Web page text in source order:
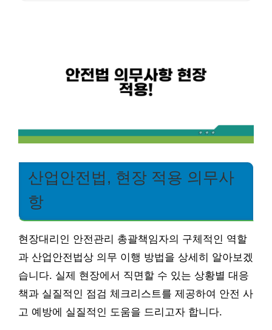
산업안전법, 현장 적용 의무사
항
현장대리인 안전관리 총괄책임자의 구체적인 역할
과 산업안전법상 의무 이행 방법을 상세히 알아보겠
습니다. 실제 현장에서 직면할 수 있는 상황별 대응
책과 실질적인 점검 체크리스트를 제공하여 안전 사
고 예방에 실질적인 도움을 드리고자 합니다.